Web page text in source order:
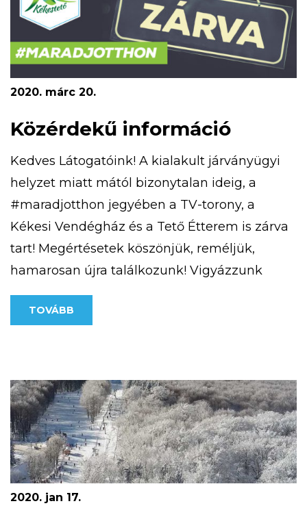
2020. márc 20.
Közérdekű információ
Kedves Látogatóink! A kialakult járványügyi
helyzet miatt mától bizonytalan ideig, a
#maradjotthon jegyében a TV-torony, a
Kékesi Vendégház és a Tető Étterem is zárva
tart! Megértésetek köszönjük, reméljük,
hamarosan újra találkozunk! Vigyázzunk
egymásra!
TOVÁBB
2020. jan 17.